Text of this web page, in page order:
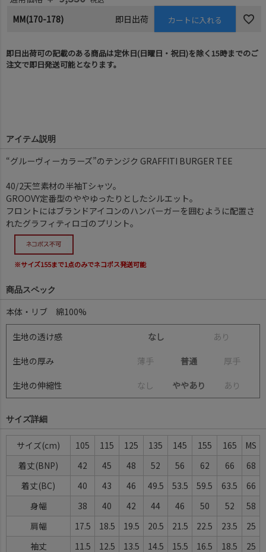
MM(170-178) 即日出荷 カートに入れる
即日出荷可の記載のある商品は定休日(日曜日・祝日)を除く15時までのご
注文で即日発送可能となります。
アイテム説明
“グルーヴィーカラーズ”のテンジク GRAFFITI BURGER TEE
40/2天竺素材の半袖Tシャツ。
GROOVY定番型のややゆったりとしたシルエット。
フロントにはブランドアイコンのハンバーガーを囲むように配置さ
れたグラフィティロゴのプリント。
※サイズ155まで1点のみでネコポス発送可能
商品スペック
本体・リブ 綿100%
生地の透け感 なし あ り
生地の厚み 薄手 普通 厚手
生地の伸縮性 な し ややあり あ り
サイズ詳細
サイズ 105 115 125 135 145 155 165
MS
着丈(BNP)
42 45 48 52 56 62 66
68
着丈(BC)
40 43 46 49.5 53.5 59.5 63.5
66
身幅
38 40 42 44 46 50 52
58
肩幅
17.5 18.5 19.5 20.5 21.5 22.5 23.5
25
袖丈
11.5 12.5 13.5 14.5 15.5 16.5 18.5 25